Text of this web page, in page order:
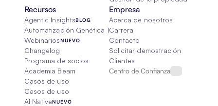
Recursos
Agentic InsightsBLOG
Automatización Genética 101
WebinariosNUEVO
Changelog
Programa de socios
Academia Beam
Casos de uso
Casos de uso
AI NativeNUEVO
Empresa
Acerca de nosotros
Carrera
Contacto
Solicitar demostración
Clientes
Centro de Confianza